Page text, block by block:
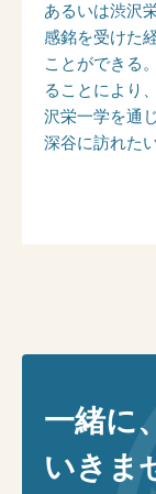
あるいは渋沢
感銘を受けた
ことができる
ることにより
沢栄一学を通
深谷に訪れた
一緒に
いきま